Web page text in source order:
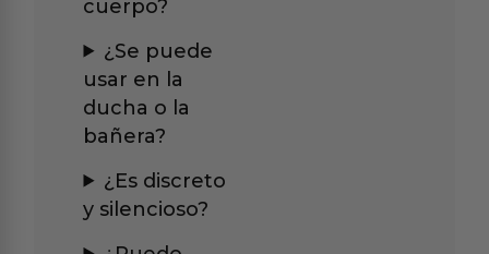
cuerpo?
¿Se puede
usar en la
ducha o la
bañera?
¿Es discreto
y silencioso?